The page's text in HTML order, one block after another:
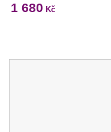
1 680 Kč